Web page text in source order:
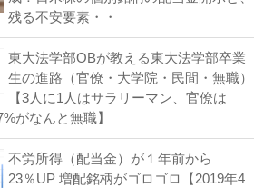
残る不安要素・・
東大法学部OBが教える東大法学部卒業
生の進路（官僚・大学院・民間・無職）
【3人に1人はサラリーマン、官僚は
がなんと無職】
不労所得（配当金）が１年前から
23％UP 増配銘柄がゴロゴロ【2019年4